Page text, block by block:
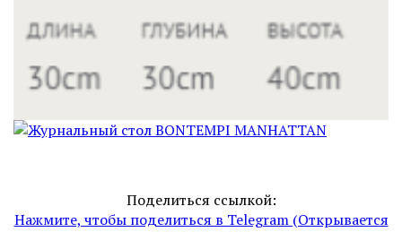
Поделиться ссылкой:
Нажмите, чтобы поделиться в Telegram (Открывается